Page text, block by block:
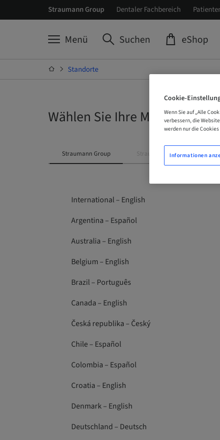
Straumann Group Dentaler Fachbereich
Menü Suchen eShop
Standorte
Wählen Sie Ihre Marke und
Straumann Group Straumann Neodent
International – English
Argentina – Español
Australia – English
Belgium – English
Brazil – Português
Canada – English
Česká republika – Český
Chile – Español
Colombia – Español
Croatia – English
Denmark – English
Deutschland – Deutsch
Cookie-
Wenn Sie auf „Alle
verbessern, die
werden nur die
Informationen